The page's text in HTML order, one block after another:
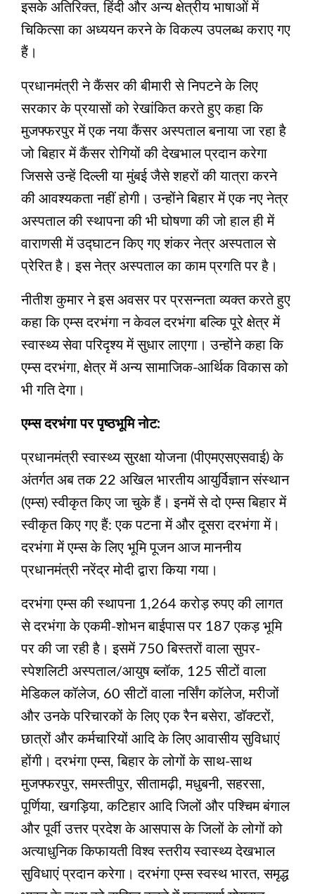
इसके अतिरिक्त, हिंदी और अन्य क्षेत्रीय भाषाओं में
चिकित्सा का अध्ययन करने के विकल्प उपलब्ध कराए गए
हैं।
प्रधानमंत्री ने कैंसर की बीमारी से निपटने के लिए
सरकार के प्रयासों को रेखांकित करते हुए कहा कि
मुजफ्फरपुर में एक नया कैंसर अस्पताल बनाया जा रहा है
जो बिहार में कैंसर रोगियों की देखभाल प्रदान करेगा
जिससे उन्हें दिल्ली या मुंबई जैसे शहरों की यात्रा करने
की आवश्यकता नहीं होगी। उन्होंने बिहार में एक नए नेत्र
अस्पताल की स्थापना की भी घोषणा की जो हाल ही में
वाराणसी में उद्घाटन किए गए शंकर नेत्र अस्पताल से
प्रेरित है। इस नेत्र अस्पताल का काम प्रगति पर है।
नीतीश कुमार ने इस अवसर पर प्रसन्नता व्यक्त करते हुए
कहा कि एम्स दरभंगा न केवल दरभंगा बल्कि पूरे क्षेत्र में
स्वास्थ्य सेवा परिदृश्य में सुधार लाएगा। उन्होंने कहा कि
एम्स दरभंगा, क्षेत्र में अन्य सामाजिक-आर्थिक विकास को
भी गति देगा।
एम्स दरभंगा पर पृष्ठभूमि नोट:
प्रधानमंत्री स्वास्थ्य सुरक्षा योजना (पीएमएसएसवाई) के
अंतर्गत अब तक 22 अखिल भारतीय आयुर्विज्ञान संस्थान
(एम्स) स्वीकृत किए जा चुके हैं। इनमें से दो एम्स बिहार में
स्वीकृत किए गए हैं: एक पटना में और दूसरा दरभंगा में।
दरभंगा में एम्स के लिए भूमि पूजन आज माननीय
प्रधानमंत्री नरेंद्र मोदी द्वारा किया गया।
दरभंगा एम्स की स्थापना 1,264 करोड़ रुपए की लागत
से दरभंगा के एकमी-शोभन बाईपास पर 187 एकड़ भूमि
पर की जा रही है। इसमें 750 बिस्तरों वाला सुपर-
स्पेशलिटी अस्पताल/आयुष ब्लॉक, 125 सीटों वाला
मेडिकल कॉलेज, 60 सीटों वाला नर्सिंग कॉलेज, मरीजों
और उनके परिचारकों के लिए एक रैन बसेरा, डॉक्टरों,
छात्रों और कर्मचारियों आदि के लिए आवासीय सुविधाएं
होंगी। दरभंगा एम्स, बिहार के लोगों के साथ-साथ
मुजफ्फरपुर, समस्तीपुर, सीतामढ़ी, मधुबनी, सहरसा,
पूर्णिया, खगड़िया, कटिहार आदि जिलों और पश्चिम बंगाल
और पूर्वी उत्तर प्रदेश के आसपास के जिलों के लोगों को
अत्याधुनिक किफायती विश्व स्तरीय स्वास्थ्य देखभाल
सुविधाएं प्रदान करेगा। दरभंगा एम्स स्वस्थ भारत, समृद्ध